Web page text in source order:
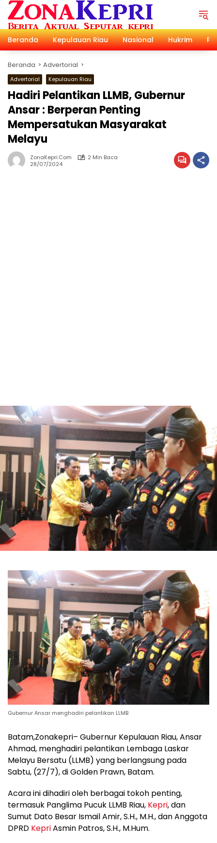
Langsung
konten
Beranda
Kepulauan Riau Nasional Hukrim
Beranda Advertorial
Advertorial Kepulauan Riau
Hadiri Pelantikan LLMB, Gubernur
Ansar : Berperan Penting
Mempersatukan Masyarakat
Melayu
ZonaKepri.com
2 Min Baca
28/07/2024
Gubernur Ansar menghadiri pelantikan LLMB
Batam,Zonakepri– Gubernur Kepulauan Riau, Ansar
Ahmad, menghadiri pelantikan Lembaga Laskar
Melayu Bersatu (LLMB) yang berlangsung pada
Sabtu, (27/7), di Golden Prawn, Batam.
Acara ini dihadiri oleh berbagai tokoh penting,
termasuk Panglima Pucuk LLMB Riau, Kepri, dan
Sumut Dato Besar Ismail Amir, S.H., M.H., dan Anggota
DPRD KepriAsmin Patros, S.H., M.Hum.